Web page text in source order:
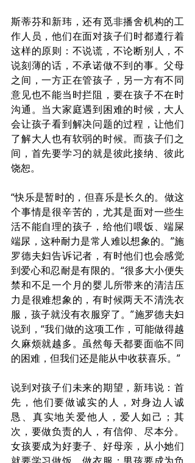
斯蒂芬和新玮，还有觅非播舍机构的工
作人员，他们在面对孩子们时都遵行着
这样的原则：不说谎，不论断别人，不
说刻薄的话，不承诺做不到的事。父母
之间，一方正在管孩子，另一方有不同
意见也不能当时拦阻，要在孩子不在时
沟通。当大家庭遇到困难的时候，大人
会让孩子看到解决问题的过程，让他们
了解大人也有软弱的时候。而孩子们之
间，首先要学习的就是彼此接纳、彼此
饶恕。
“快乐是暂时的，但喜乐是长久的。做这
个事情是很辛苦的，尤其是面对一些生
活不能自理的孩子，给他们喂饭、端屎
端尿，这种耐力是常人难以想象的。”施
罗德夫妇告诉记者，有时他们也会感觉
到爱心和忍耐是有限的。“很多大小便失
禁和不足一个月的婴儿所带来的清洁压
力是很难想象的，有时候两天不清洗衣
服，孩子就没有衣服穿了。”施罗德夫妇
说到，“我们做的这项工作，可能做得越
久麻烦就越多。虽然每天都要面临不同
的困难，但我们还是能从中收获喜乐。”
说到对孩子们未来的期望，新玮说：首
先，他们要做诚实的人，对身边人诚
恳、真实地关爱他人，爱人如己；其
次，要做负责的人，有信仰、尽本分。
女孩要成为好妻子、好母亲，从小她们